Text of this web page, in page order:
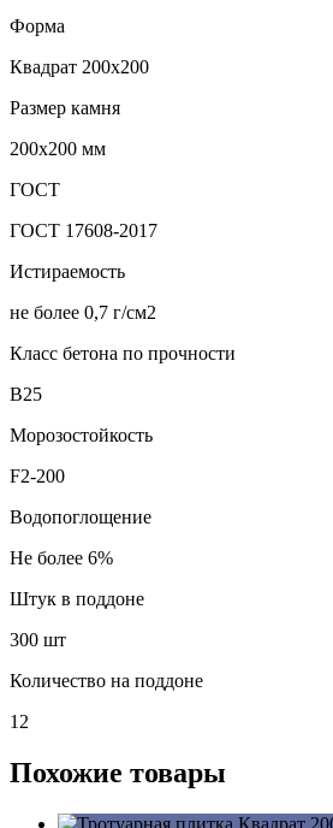
Форма
Квадрат 200х200
Размер камня
200х200 мм
ГОСТ
ГОСТ 17608-2017
Истираемость
не более 0,7 г/см2
Класс бетона по прочности
В25
Морозостойкость
F2-200
Водопоглощение
Не более 6%
Штук в поддоне
300 шт
Количество на поддоне
12
Похожие товары